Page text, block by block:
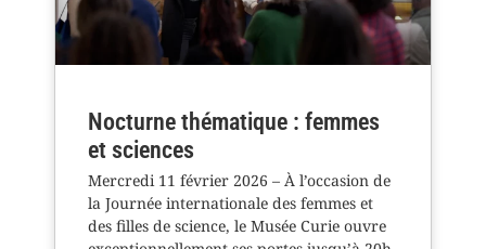
Nocturne thématique : femmes
et sciences
Mercredi 11 février 2026 – À l’occasion de
la Journée internationale des femmes et
des filles de science, le Musée Curie ouvre